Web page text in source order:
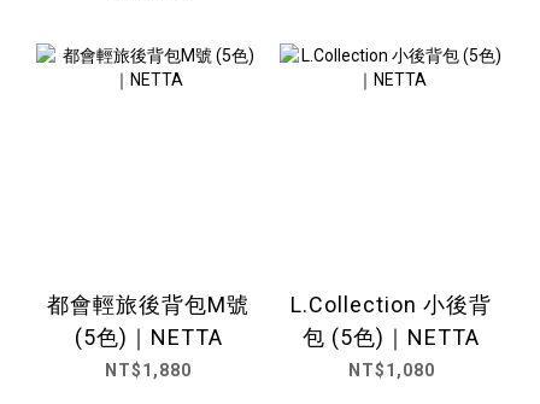
都會輕旅後背包M號
(5色)｜NETTA
NT$1,880
L.Collection 小後背
包 (5色)｜NETTA
NT$1,080